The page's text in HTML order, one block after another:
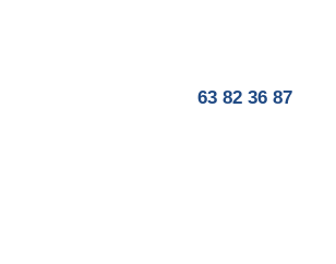
63 82 36 87